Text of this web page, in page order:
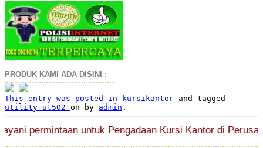
PRODUK KAMI ADA DISINI :
This entry was posted in kursikantor and tagged
utility ut502 on by admin .
permintaan untuk Pengadaan Kursi Kantor di